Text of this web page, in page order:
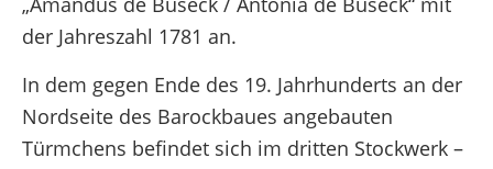
der Jahreszahl 1781 an.
In dem gegen Ende des 19. Jahrhunderts an der
Nordseite des Barockbaues angebauten
Türmchens befindet sich im dritten Stockwerk –